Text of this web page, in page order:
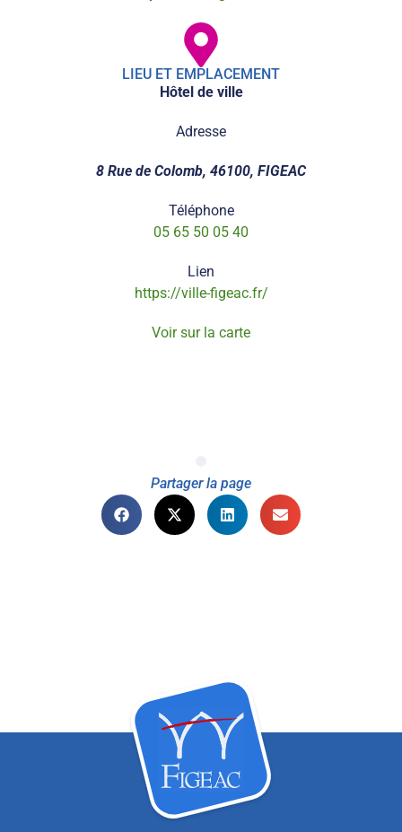
LIEU ET EMPLACEMENT
Hôtel de ville
Adresse
8 Rue de Colomb, 46100, FIGEAC
Téléphone
05 65 50 05 40
Lien
https://ville-figeac.fr/
Voir sur la carte
Partager la page